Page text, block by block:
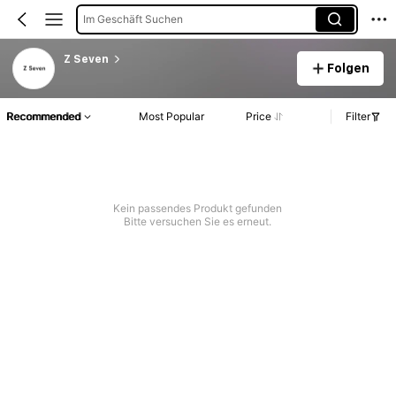
Im Geschäft Suchen
Z Seven
Folgen
Recommended Most Popular Price Filter
Kein passendes Produkt gefunden
Bitte versuchen Sie es erneut.